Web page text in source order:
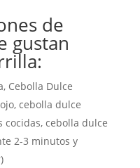
de
gustan
Cebolla Dulce
cebolla dulce
cocidas, cebolla dulce
2-3 minutos y